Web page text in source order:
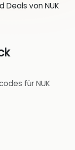
Deals von NUK
für NUK